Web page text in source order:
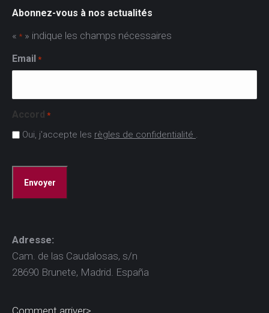
Abonnez-vous à nos actualités
« * » indique les champs nécessaires
Email *
Accord *
Oui, j'accepte les règles de confidentialité .
Adresse:
Cam. de las Caudalosas, s/n
28690 Brunete, Madrid. España